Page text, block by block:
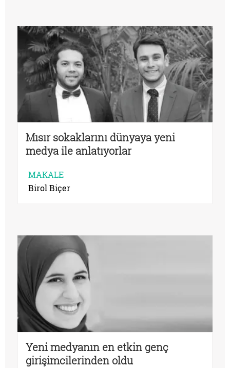
Mısır sokaklarını dünyaya yeni
medya ile anlatıyorlar
MAKALE
Birol Biçer
Yeni medyanın en etkin genç
girişimcilerinden oldu